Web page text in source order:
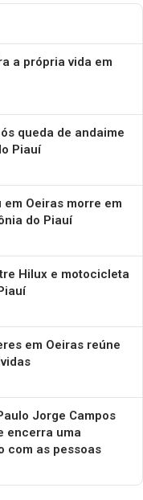
a própria vida em
queda de andaime
Piauí
Oeiras morre em
do Piauí
Hilux e motocicleta
em Oeiras reúne
Jorge Campos
encerra uma
com as pessoas